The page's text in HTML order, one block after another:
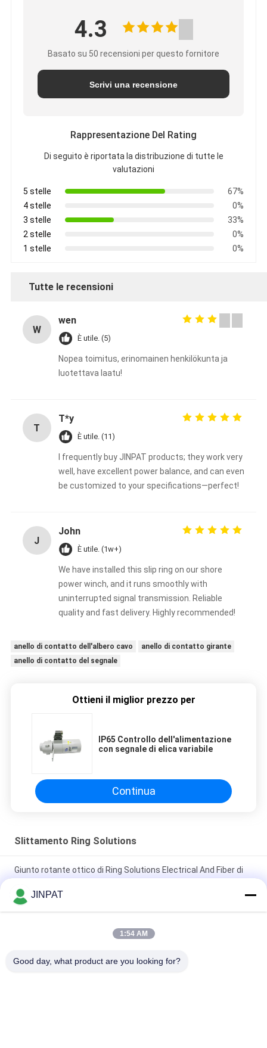
4.3
Basato su 50 recensioni per questo fornitore
Scrivi una recensione
Rappresentazione Del Rating
Di seguito è riportata la distribuzione di tutte le
valutazioni
5 stelle
67%
4 stelle
0%
3 stelle
33%
2 stelle
0%
1 stelle
0%
Tutte le recensioni
W
wen
È utile. (5)
Nopea toimitus, erinomainen henkilökunta ja
luotettava laatu!
T
T*y
È utile. (11)
I frequently buy JINPAT products; they work very
well, have excellent power balance, and can even
be customized to your specifications—perfect!
J
John
È utile. (1w+)
We have installed this slip ring on our shore
power winch, and it runs smoothly with
uninterrupted signal transmission. Reliable
quality and fast delivery. Highly recommended!
anello di contatto dell'albero cavo
anello di contatto girante
anello di contatto del segnale
Ottieni il miglior prezzo per
IP65 Controllo dell'alimentazione
con segnale di elica variabile
Continua
Slittamento Ring Solutions
Giunto rotante ottico di Ring Solutions Electrical And Fiber di
Un alto anello di contatto di protezione IP65 di 27 circuiti con
alesato LPTS000-0340-1305
JINPAT
1:54 AM
Good day, what product are you looking for?